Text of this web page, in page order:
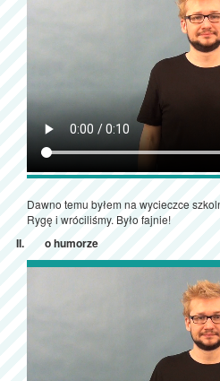
Dawno temu byłem na wycieczce
Rygę i wróciliśmy. Było fajnie!
o humorze